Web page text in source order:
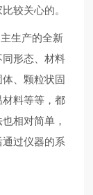
较关心的。
生产的全新
形态、材料
、颗粒状固
料等等，都
相对简单，
过仪器的系